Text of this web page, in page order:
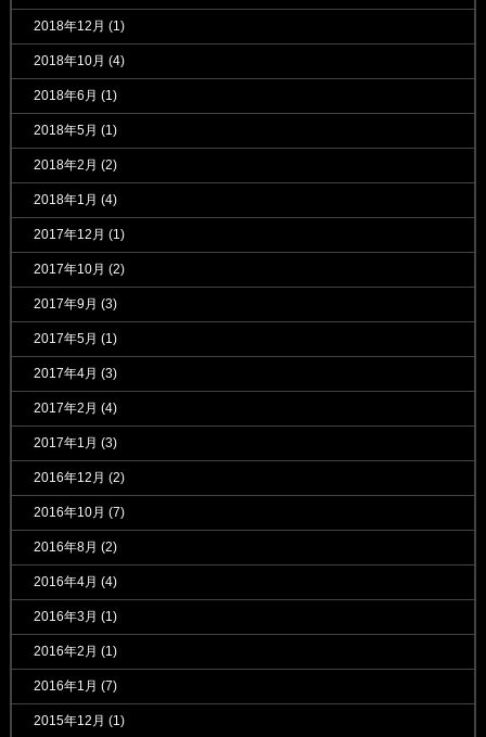
2018年12月 (1)
2018年10月 (4)
2018年6月 (1)
2018年5月 (1)
2018年2月 (2)
2018年1月 (4)
2017年12月 (1)
2017年10月 (2)
2017年9月 (3)
2017年5月 (1)
2017年4月 (3)
2017年2月 (4)
2017年1月 (3)
2016年12月 (2)
2016年10月 (7)
2016年8月 (2)
2016年4月 (4)
2016年3月 (1)
2016年2月 (1)
2016年1月 (7)
2015年12月 (1)